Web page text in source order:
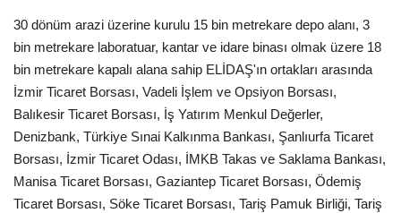
30 dönüm arazi üzerine kurulu 15 bin metrekare depo alanı, 3
bin metrekare laboratuar, kantar ve idare binası olmak üzere 18
bin metrekare kapalı alana sahip ELİDAŞ'ın ortakları arasında
İzmir Ticaret Borsası, Vadeli İşlem ve Opsiyon Borsası,
Balıkesir Ticaret Borsası, İş Yatırım Menkul Değerler,
Denizbank, Türkiye Sınai Kalkınma Bankası, Şanlıurfa Ticaret
Borsası, İzmir Ticaret Odası, İMKB Takas ve Saklama Bankası,
Manisa Ticaret Borsası, Gaziantep Ticaret Borsası, Ödemiş
Ticaret Borsası, Söke Ticaret Borsası, Tariş Pamuk Birliği, Tariş